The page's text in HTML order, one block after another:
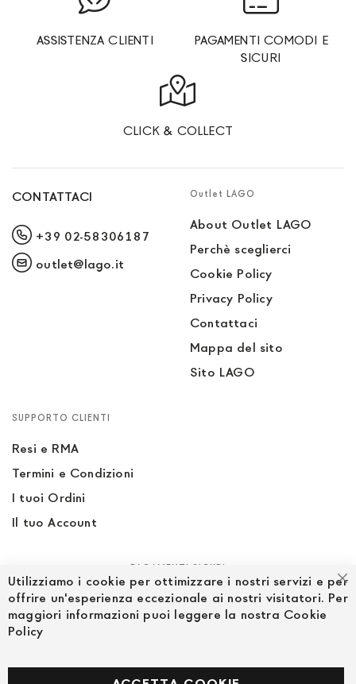
ASSISTENZA CLIENTI
PAGAMENTI COMODI E
SICURI
CLICK & COLLECT
CONTATTACI
+39 02-58306187
outlet@lago.it
Outlet LAGO
About Outlet LAGO
Perchè sceglierci
Cookie Policy
Privacy Policy
Contattaci
Mappa del sito
Sito LAGO
SUPPORTO CLIENTI
Resi e RMA
Termini e Condizioni
I tuoi Ordini
Il tuo Account
PAGAMENTI SICURI
Facebook
Utilizziamo i cookie per ottimizzare i nostri servizi e per
offrire un'esperienza eccezionale ai nostri visitatori. Per
maggiori informazioni puoi leggere la nostra Cookie
Policy